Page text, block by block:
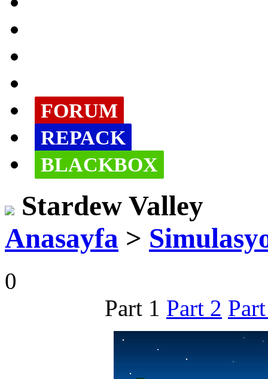
FORUM
REPACK
BLACKBOX
Stardew Valley
Anasayfa >
0
Part 1 Part 2